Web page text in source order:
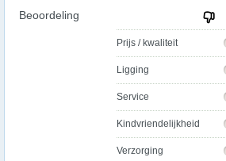
Beoordeling
Prijs / kwaliteit
Ligging
Service
Kindvriendelijkheid
Verzorging